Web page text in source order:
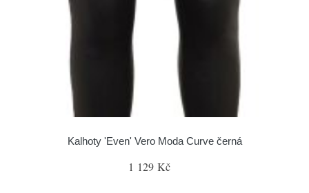
Kalhoty 'Even' Vero Moda Curve černá
1 129 Kč